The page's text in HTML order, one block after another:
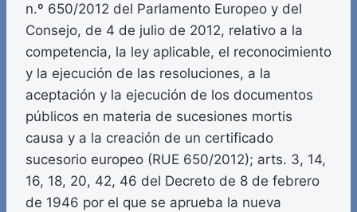
n.º 650/2012 del Parlamento Europeo y del
Consejo, de 4 de julio de 2012, relativo a la
competencia, la ley aplicable, el reconocimiento
y la ejecución de las resoluciones, a la
aceptación y la ejecución de los documentos
públicos en materia de sucesiones mortis
causa y a la creación de un certificado
sucesorio europeo (RUE 650/2012); arts. 3, 14,
16, 18, 20, 42, 46 del Decreto de 8 de febrero
de 1946 por el que se aprueba la nueva